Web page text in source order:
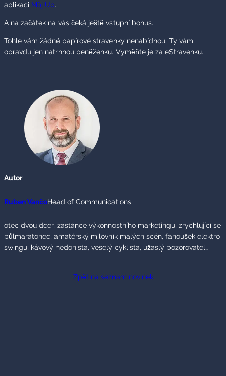
aplikaci Můj Up.
A na začátek na vás čeká ještě vstupní bonus.
Tohle vám žádné papírové stravenky nenabídnou. Ty vám
opravdu jen natrhnou peněženku. Vyměňte je za eStravenku.
Autor
Ruben VančoHead of Communications
otec dvou dcer, zastánce výkonnostního marketingu, zrychlující se
půlmaratonec, amatérský milovník malých scén, fanoušek elektro
swingu, kávový hedonista, veselý cyklista, užaslý pozorovatel…
Zpět na seznam novinek